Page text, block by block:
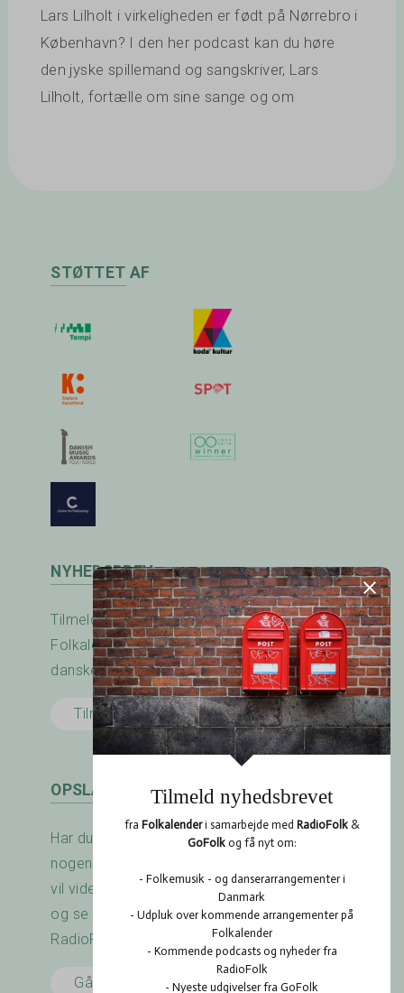
Lars Lilholt i virkeligheden er født på Nørrebro i
København? I den her podcast kan du høre
den jyske spillemand og sangskriver, Lars
Lilholt, fortælle om sine sange og om
STØTTET AF
NYHEDSBREV
Tilmeld nyhedsbrevet fra RadioFolk.dk og
Folkalender.dk og modtag nyheder fra den
danske folkemusik - og dansescene.
Tilmeld her
OPSLAGSTAVLEN
Har du arrangeret en koncert? Savner du
nogen at spille med? Er der noget du gerne
vil vide? Brug RadioFolk.dk's Opslagstavle,
og se også hvad andre har gang i på
RadioFolk.dk's Opslagstavle.
Gå til Opslagstavlen